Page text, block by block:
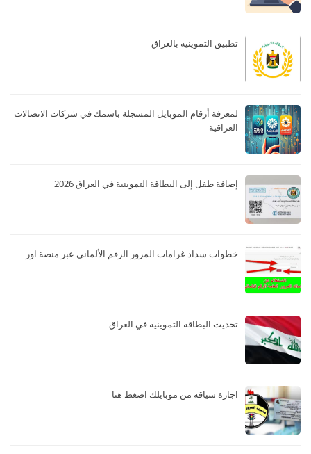
تطبيق التموينية بالعراق
لمعرفة أرقام الموبايل المسجلة باسمك في شركات الاتصالات
العراقية
إضافة طفل إلى البطاقة التموينية في العراق 2026
خطوات سداد غرامات المرور الرقم الألماني عبر منصة اور
تحديث البطاقة التموينية في العراق
اجازة سياقه من موبايلك اضغط هنا